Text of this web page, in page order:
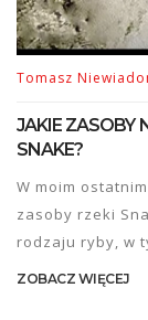
Tomasz
JAKIE ZASOBY
SNAKE?
W moim
zasoby rzeki
rodzaju ryby, w
atrakcyjnym
ZOBACZ WIĘCEJ